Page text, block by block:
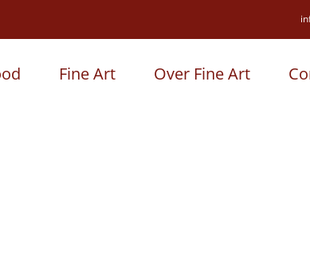
Fine Art Over Fine Art